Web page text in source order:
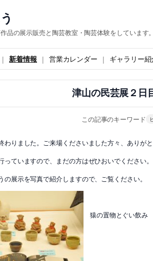
品の展示販売と陶芸教室・陶芸体験をしています。
新着情報 営業カレンダー ギャラリー紹
津山の民芸展２日
この記事のキーワード
わりました。ご来場くださいました方々、ありがと
っていますので、まだの方はぜひおいでください
の展示を写真で紹介しますので、ご覧ください。
猿の置物とぐい飲み